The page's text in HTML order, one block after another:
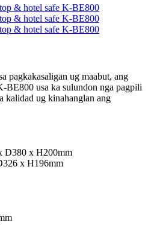
pagkakasaligan ug maabut, ang
BE800 usa ka sulundon nga pagpili
kalidad ug kinahanglan ang
D380 x H200mm
x H196mm